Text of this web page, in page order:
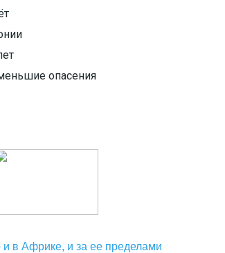
опасения
в Африке, и за ее пределами